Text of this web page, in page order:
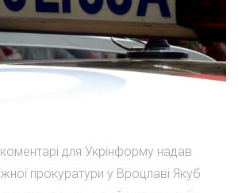
для Укрінформу надав
прокуратури у Вроцлаві Якуб